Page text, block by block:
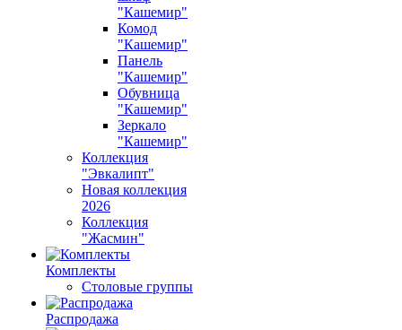
"Кашемир"
Комод
"Кашемир"
Панель
"Кашемир"
Обувница
"Кашемир"
Зеркало
"Кашемир"
Коллекция
"Эвкалипт"
Новая коллекция
2026
Коллекция
"Жасмин"
Комплекты
Столовые группы
Распродажа